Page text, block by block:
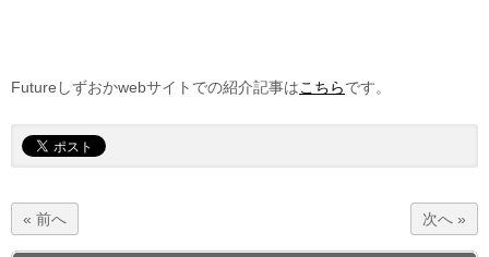
Futureしずおかwebサイトでの紹介記事はこちらです。
« 前へ 次へ »